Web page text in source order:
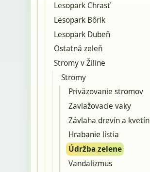
Lesopark Chrasť
Lesopark Bôrik
Lesopark Dubeň
Ostatná zeleň
Stromy v Žiline
Stromy
Priväzovanie stromov
Zavlažovacie vaky
Závlaha drevín a kvetín
Hrabanie lístia
Údržba zelene
Vandalizmus